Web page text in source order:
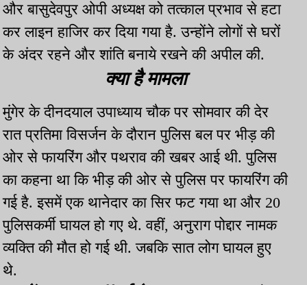
और बासुदेवपुर ओपी अध्यक्ष को तत्काल प्रभाव से हटा
कर लाइन हाजिर कर दिया गया है. उन्होंने लोगों से घरों
के अंदर रहने और शांति बनाये रखने की अपील की.
क्या है मामला
मुंगेर के दीनदयाल उपाध्याय चौक पर सोमवार की देर
रात प्रतिमा विसर्जन के दौरान पुलिस बल पर भीड़ की
ओर से फायरिंग और पथराव की खबर आई थी. पुलिस
का कहना था कि भीड़ की ओर से पुलिस पर फायरिंग की
गई है. इसमें एक थानेदार का सिर फट गया था और 20
पुलिसकर्मी घायल हो गए थे. वहीं, अनुराग पोद्दार नामक
व्यक्ति की मौत हो गई थी. जबकि सात लोग घायल हुए
थे.